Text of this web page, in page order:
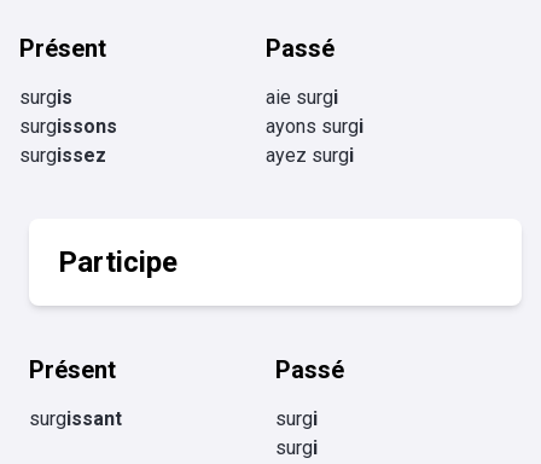
Présent
surgis
surgissons
surgissez
Passé
aie surgi
ayons surgi
ayez surgi
Participe
Présent
surgissant
Passé
surgi
surgi